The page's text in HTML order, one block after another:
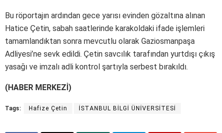
Bu röportajın ardından gece yarısı evinden gözaltına alınan
Hatice Çetin, sabah saatlerinde karakoldaki ifade işlemleri
tamamlandıktan sonra mevcutlu olarak Gaziosmanpaşa
Adliyesi’ne sevk edildi. Çetin savcılık tarafından yurtdışı çıkış
yasağı ve imzalı adli kontrol şartıyla serbest bırakıldı.
(HABER MERKEZİ)
Tags: Hafize Çetin İSTANBUL BİLGİ ÜNİVERSİTESİ